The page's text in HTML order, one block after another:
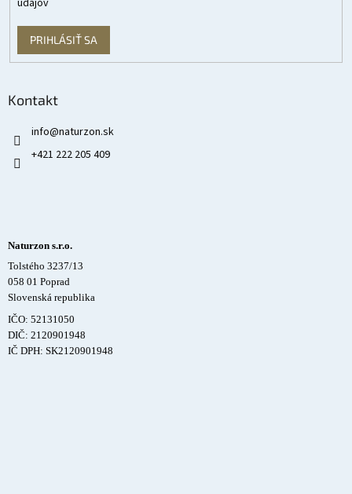
PRIHLÁSIŤ SA
Kontakt
info@naturzon.sk
+421 222 205 409
Naturzon s.r.o.
Tolstého 3237/13
058 01 Poprad
Slovenská republika
IČO: 52131050
DIČ: 2120901948
IČ DPH: SK2120901948